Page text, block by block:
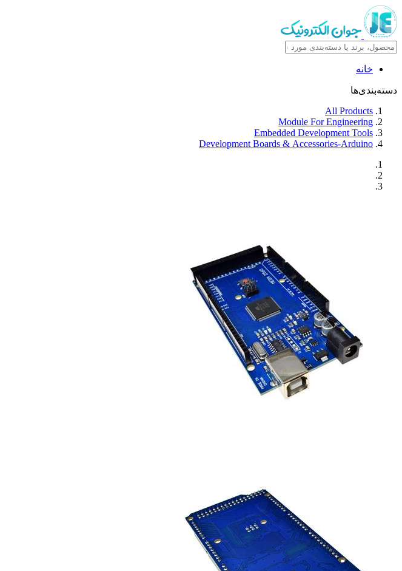
خانه
دسته‌بندی‌ها
All Products
Module For Engineering
Embedded Development Tools
Development Boards & Accessories-Arduino